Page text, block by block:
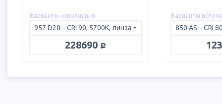
Варианты исполнения
228690 руб.
Варианты